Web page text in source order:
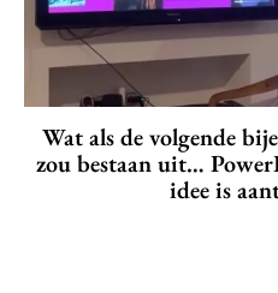
Wat als de volgende
zou bestaan uit…
idee is